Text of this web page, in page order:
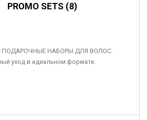
PROMO SETS (8)
ПОДАРОЧНЫЕ НАБОРЫ ДЛЯ ВОЛОС.
уход в идеальном формате.